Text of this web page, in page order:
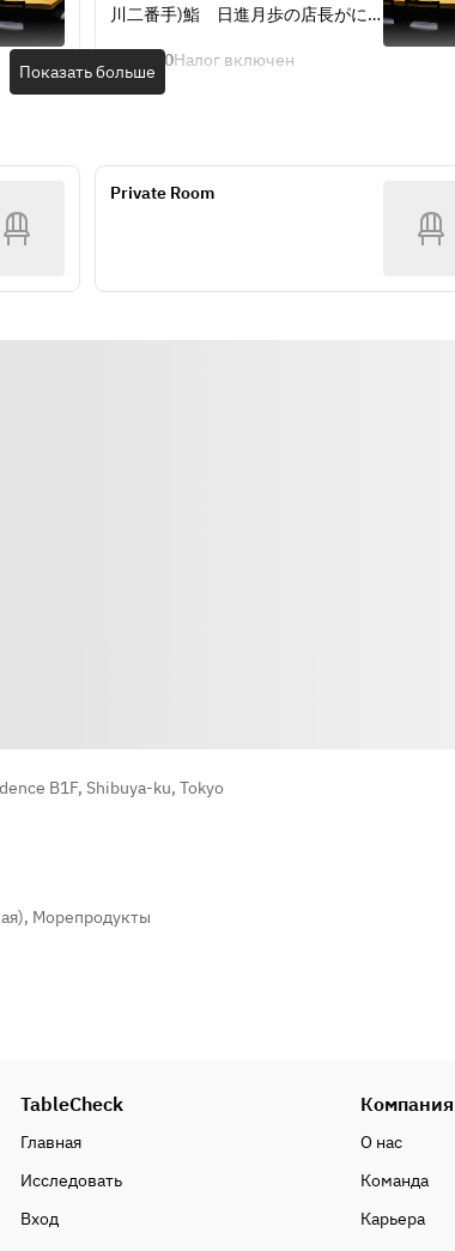
川二番手)鮨　日進月歩の店長がに
¥30,580Налог включен
Показать больше
Private Room
B1F, Shibuya-ku, Tokyo
, Морепродукты
TableCheck
Главная
Исследовать
Вход
Компания
О нас
Команда
Карьера